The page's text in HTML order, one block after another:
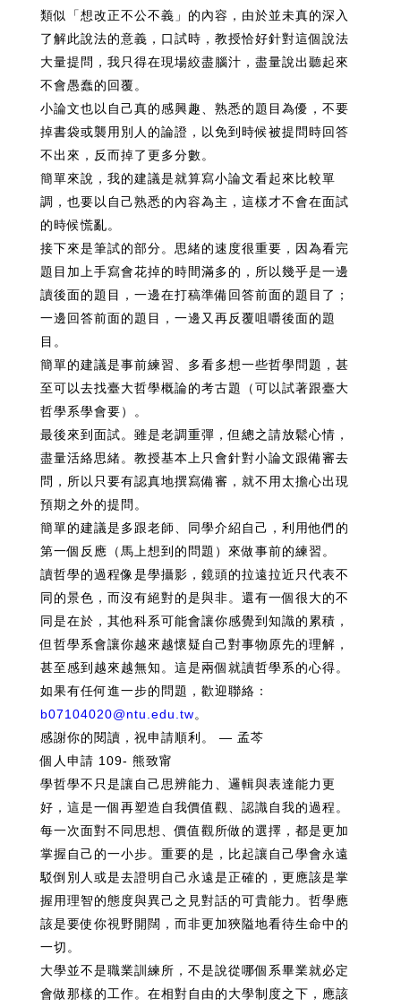
類似「想改正不公不義」的內容，由於並未真的深入
了解此說法的意義，口試時，教授恰好針對這個說法
大量提問，我只得在現場絞盡腦汁，盡量說出聽起來
不會愚蠢的回覆。
小論文也以自己真的感興趣、熟悉的題目為優，不要
掉書袋或襲用別人的論證，以免到時候被提問時回答
不出來，反而掉了更多分數。
簡單來說，我的建議是就算寫小論文看起來比較單
調，也要以自己熟悉的內容為主，這樣才不會在面試
的時候慌亂。
接下來是筆試的部分。思緒的速度很重要，因為看完
題目加上手寫會花掉的時間滿多的，所以幾乎是一邊
讀後面的題目，一邊在打稿準備回答前面的題目了；
一邊回答前面的題目，一邊又再反覆咀嚼後面的題
目。
簡單的建議是事前練習、多看多想一些哲學問題，甚
至可以去找臺大哲學概論的考古題（可以試著跟臺大
哲學系學會要）。
最後來到面試。雖是老調重彈，但總之請放鬆心情，
盡量活絡思緒。教授基本上只會針對小論文跟備審去
問，所以只要有認真地撰寫備審，就不用太擔心出現
預期之外的提問。
簡單的建議是多跟老師、同學介紹自己，利用他們的
第一個反應（馬上想到的問題）來做事前的練習。
讀哲學的過程像是學攝影，鏡頭的拉遠拉近只代表不
同的景色，而沒有絕對的是與非。還有一個很大的不
同是在於，其他科系可能會讓你感覺到知識的累積，
但哲學系會讓你越來越懷疑自己對事物原先的理解，
甚至感到越來越無知。這是兩個就讀哲學系的心得。
如果有任何進一步的問題，歡迎聯絡：
b07104020@ntu.edu.tw。
感謝你的閱讀，祝申請順利。 — 孟芩
個人申請 109- 熊致甯
學哲學不只是讓自己思辨能力、邏輯與表達能力更
好，這是一個再塑造自我價值觀、認識自我的過程。
每一次面對不同思想、價值觀所做的選擇，都是更加
掌握自己的一小步。重要的是，比起讓自己學會永遠
駁倒別人或是去證明自己永遠是正確的，更應該是掌
握用理智的態度與異己之見對話的可貴能力。哲學應
該是要使你視野開闊，而非更加狹隘地看待生命中的
一切。
大學並不是職業訓練所，不是說從哪個系畢業就必定
會做那樣的工作。在相對自由的大學制度之下，應該